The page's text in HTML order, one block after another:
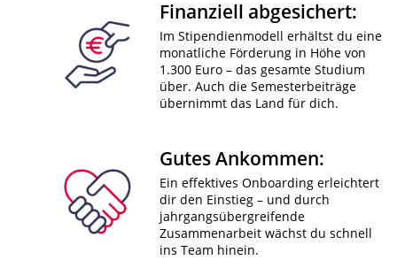
Finanziell abgesichert:
Im Stipendienmodell erhältst du eine
monatliche Förderung in Höhe von
1.300 Euro – das gesamte Studium
über. Auch die Semesterbeiträge
übernimmt das Land für dich.
Gutes Ankommen:
Ein effektives Onboarding erleichtert
dir den Einstieg – und durch
jahrgangsübergreifende
Zusammenarbeit wächst du schnell
ins Team hinein.